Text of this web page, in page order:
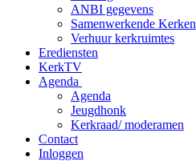
ANBI gegevens
Samenwerkende Kerken
Verhuur kerkruimtes
Erediensten
KerkTV
Agenda
Agenda
Jeugdhonk
Kerkraad/ moderamen
Contact
Inloggen